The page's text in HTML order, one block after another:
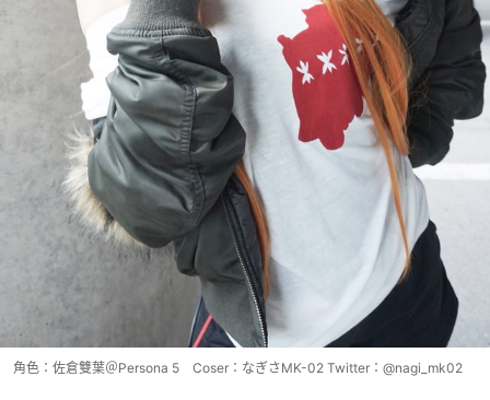
角色：佐倉雙葉＠Persona 5 Coser：なぎさMK-02 Twitter：@nagi_mk02